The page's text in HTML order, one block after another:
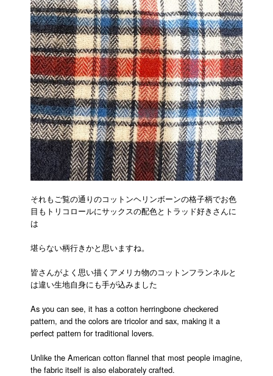
それもご覧の通りのコットンヘリンボーンの格子柄でお色
目もトリコロールにサックスの配色とトラッド好きさんに
は
堪らない柄行きかと思いますね。
皆さんがよく思い描くアメリカ物のコットンフランネルと
は違い生地自身にも手が込みました
As you can see, it has a cotton herringbone checkered
pattern, and the colors are tricolor and sax, making it a
perfect pattern for traditional lovers.
Unlike the American cotton flannel that most people imagine,
the fabric itself is also elaborately crafted.